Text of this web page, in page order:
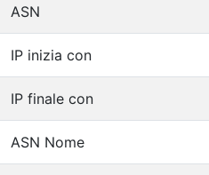
ASN
IP inizia con
IP finale con
ASN Nome